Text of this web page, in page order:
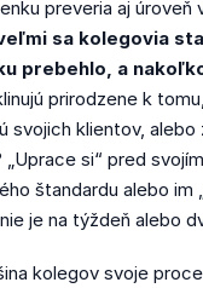
preveria aj úroveň
sa kolegovia
prebehlo, a
prirodzene k
svojich klientov, alebo
si“ pred
štandardu alebo im
je na týždeň alebo
kolegov svoje